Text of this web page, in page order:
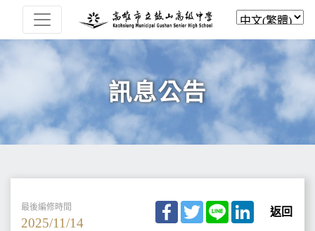
訊息公告
最後編修時間
2025/11/14
Facebook
TwitterLine LinkedIn
返回